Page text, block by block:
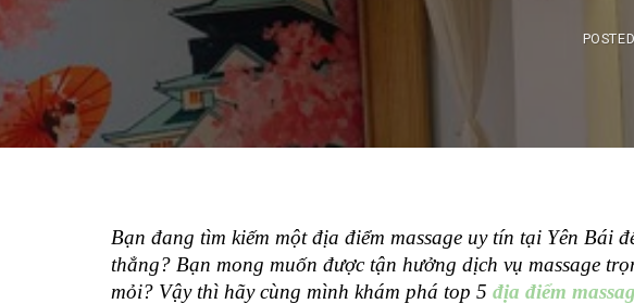
Bạn đang tìm kiếm một địa điểm massage uy tín tại Yên Bái
thẳng? Bạn mong muốn được tận hưởng dịch vụ massage
mỏi? Vậy thì hãy cùng mình khám phá top 5 địa điểm